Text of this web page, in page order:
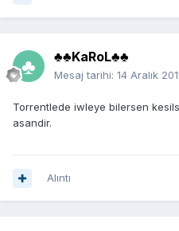
♣♣KaRoL♣♣
Mesaj tarihi: 14 Aralık
Torrentlede iwleye bilersen
asandir.
Alıntı